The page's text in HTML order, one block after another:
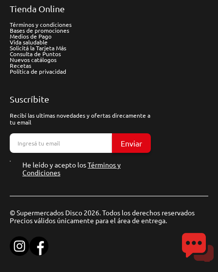
Tienda Online
Términos y condiciones
Bases de promociones
Medios de Pago
Vida saludable
Solicitá la Tarjeta Más
Consulta de Puntos
Nuevos catálogos
Recetas
Política de privacidad
Suscríbite
Recibí las ultimas novedades y ofertas direcamente a
tu email
Enviar
He leído y acepto losTérminos y
Condiciones
© Supermercados Disco 2026. Todos los derechos reservados
Precios válidos únicamente para el área de entrega.